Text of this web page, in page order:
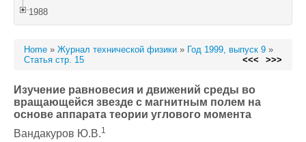
1988
Home » Журнал технической физики » Год 1999, выпуск 9 »
Статья стр. 15
<<< >>>
Изучение равновесия и движений среды во
вращающейся звезде с магнитным полем на
основе аппарата теории углового момента
Вандакуров Ю.В.1